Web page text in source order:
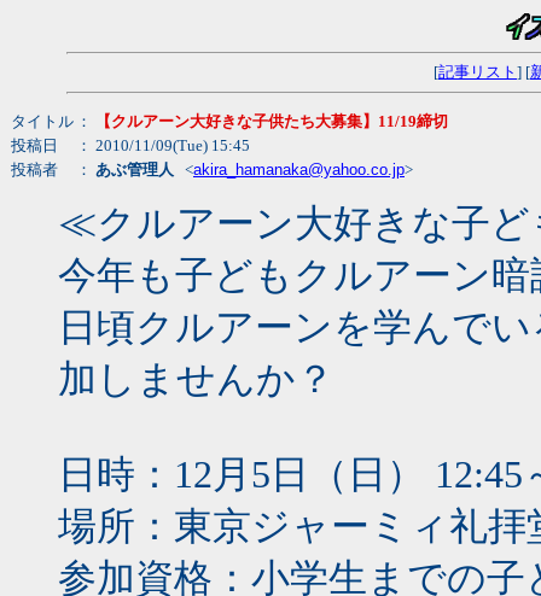
[記事リスト ] [
タイトル ：
【クルアーン大好きな子供たち大募集】11/19締切
投稿日
： 2010/11/09(Tue) 15:45
投稿者
： あぶ管理人 <akira_hamanaka@yahoo.co.jp>
≪クルアーン大好きな子
今年も子どもクルアーン
日頃クルアーンを学んで
加しませんか？
日時：12月5日（日）
場所：東京ジャーミィ礼拝
参加資格：小学生までの子